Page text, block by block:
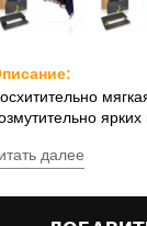
по
возможными
далее